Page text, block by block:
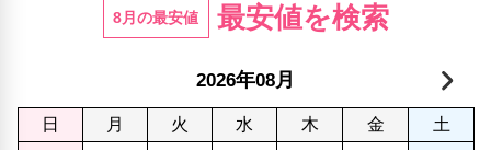
8月の最安値 最安値を検索
2026年08月
日 月 火 水 木 金
土